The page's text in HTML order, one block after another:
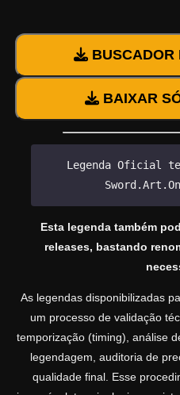
BUSCADOR
BAIXAR
Legenda Oficial
Esta legenda também
releases, bastando
As legendas disponibilizadas
um processo de validação
temporização (timing), análise
legendagem, auditoria de
qualidade final. Esse